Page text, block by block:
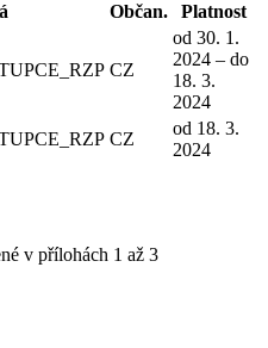
Občan. Platnost
CZ
od 30. 1.
2024 – do
18. 3.
2024
CZ
od 18. 3.
2024
v přílohách 1 až 3